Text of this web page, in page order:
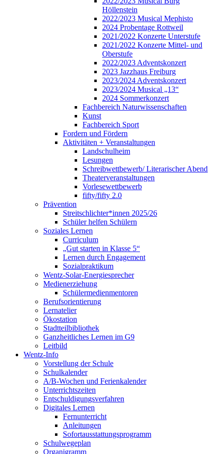
Höllenstein
2022/2023 Musical Mephisto
2024 Probentage Rottweil
2021/2022 Konzerte Unterstufe
2021/2022 Konzerte Mittel- und
Oberstufe
2022/2023 Adventskonzert
2023 Jazzhaus Freiburg
2023/2024 Adventskonzert
2023/2024 Musical „13“
2024 Sommerkonzert
Fachbereich Naturwissenschaften
Kunst
Fachbereich Sport
Fordern und Fördern
Aktivitäten + Veranstaltungen
Landschulheim
Lesungen
Schreibwettbewerb/ Literarischer Abend
Theaterveranstaltungen
Vorlesewettbewerb
fifty/fifty 2.0
Prävention
Streitschlichter*innen 2025/26
Schüler helfen Schülern
Soziales Lernen
Curriculum
„Gut starten in Klasse 5“
Lernen durch Engagement
Sozialpraktikum
Wentz-Solar-Energiesprecher
Medienerziehung
Schülermedienmentoren
Berufsorientierung
Lernatelier
Ökostation
Stadtteilbibliothek
Ganzheitliches Lernen im G9
Leitbild
Wentz-Info
Vorstellung der Schule
Schulkalender
A/B-Wochen und Ferienkalender
Unterrichtszeiten
Entschuldigungsverfahren
Digitales Lernen
Fernunterricht
Anleitungen
Sofortausstattungsprogramm
Schulwegeplan
Organigramm